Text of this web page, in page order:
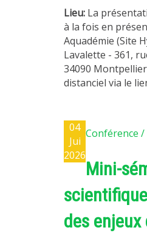
Lieu: La
à la fois en
Aquadémie (Site
Lavalette - 361,
34090
distanciel via le
04
Jui
2026
Conférence /
Mini-
des enjeux